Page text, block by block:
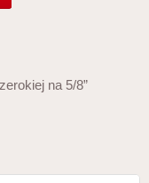
na 5/8”